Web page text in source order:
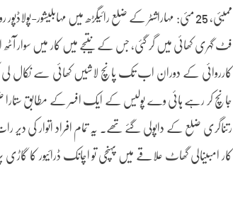
فٹ گہری کھائی میں گر گئی، جس کے نتیجے میں کار میں سوار
کارروائی کے دوران اب تک پانچ لاشیں کھائی سے نکال لی
جانچ کر رہے ہائی وے پولیس کے ایک افسر کے مطابق
رتناگری ضلع کے داپولی گئے تھے۔ یہ تمام افراد اتوار